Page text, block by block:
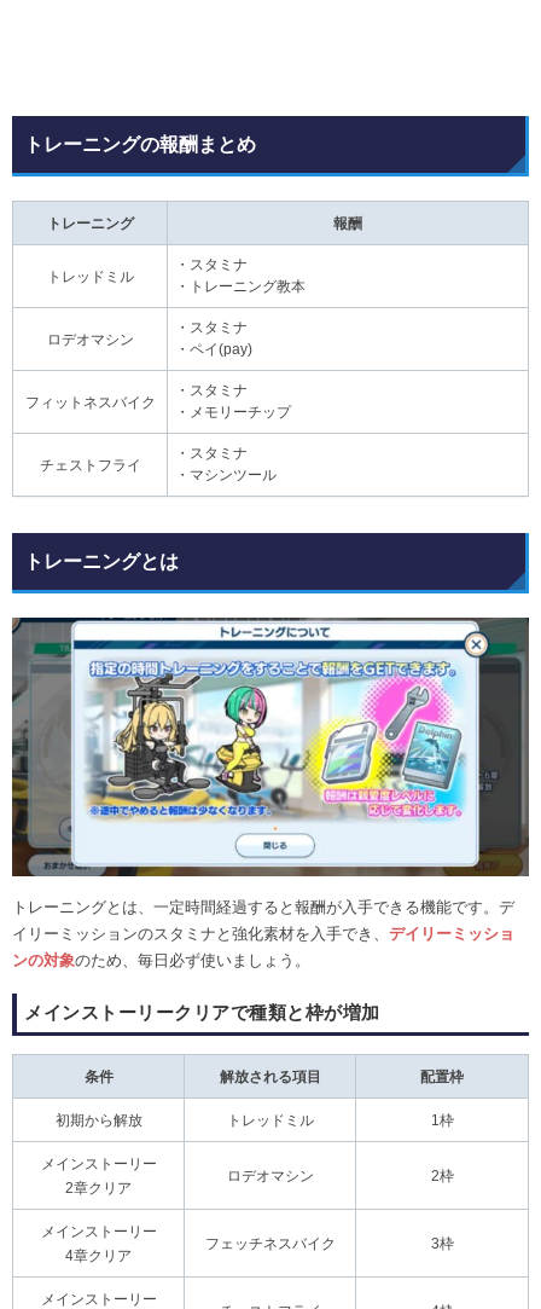
トレーニングの報酬まとめ
トレーニング 報酬
トレッドミル
・スタミナ
・トレーニング教本
ロデオマシン
・スタミナ
・ペイ(pay)
フィットネスバイク
・スタミナ
・メモリーチップ
チェストフライ
・スタミナ
・マシンツール
トレーニングとは
トレーニングとは、一定時間経過すると報酬が入手できる機能です。デ
イリーミッションのスタミナと強化素材を入手でき、 デイリーミッショ
ンの対象のため、毎日必ず使いましょう。
メインストーリークリアで種類と枠が増加
条件 解放される項目 配置枠
初期から解放 トレッドミル 1枠
メインストーリー
2章クリア
ロデオマシン 2枠
メインストーリー
4章クリア
フェッチネスバイク 3枠
メインストーリー